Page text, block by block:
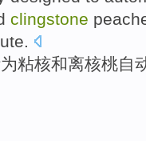
clingstone
为粘核和离核桃自